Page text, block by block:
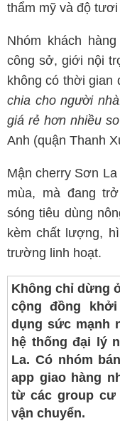
thẩm mỹ và độ
Nhóm khách
công sở, giới nội
không có thời gian
chia cho người
giá rẻ hơn nhiều
Anh (quận Thanh
Mận cherry Sơn
mùa, mà đang
sóng tiêu dùng
kèm chất lượng,
trường linh hoạt.
Không chỉ dừng
cộng đồng
dụng sức mạnh
hệ thống đại lý
La. Có nhóm
app giao hàng
từ các group cư
vận chuyển.